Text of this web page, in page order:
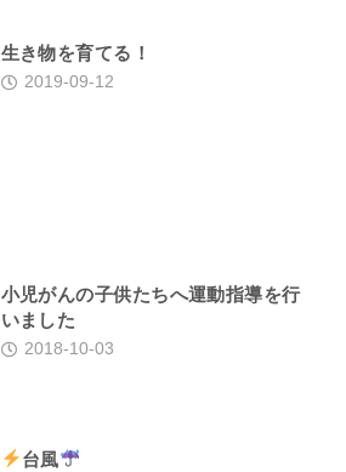
生き物を育てる！
2019-09-12
小児がんの子供たちへ運動指導を行
いました
2018-10-03
台風